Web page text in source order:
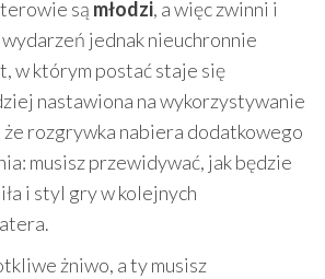
są młodzi, a więc zwinni i
jednak nieuchronnie
w którym postać staje się
nastawiona na wykorzystywanie
że rozgrywka nabiera dodatkowego
musisz przewidywać, jak będzie
i styl gry w kolejnych
żniwo, a ty musisz